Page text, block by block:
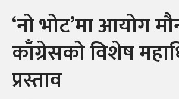
‘नो भोट’मा आयोग
काँग्रेसको विशेष
प्रस्ताव